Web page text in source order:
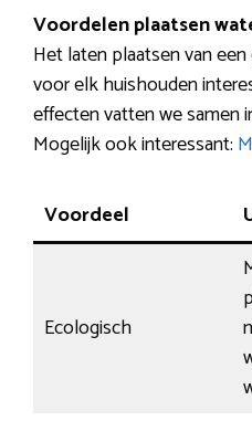
Voordelen plaatsen
Het laten plaatsen van
voor elk huishouden
effecten vatten we samen
Mogelijk ook interessant:
Voordeel
Ecologisch